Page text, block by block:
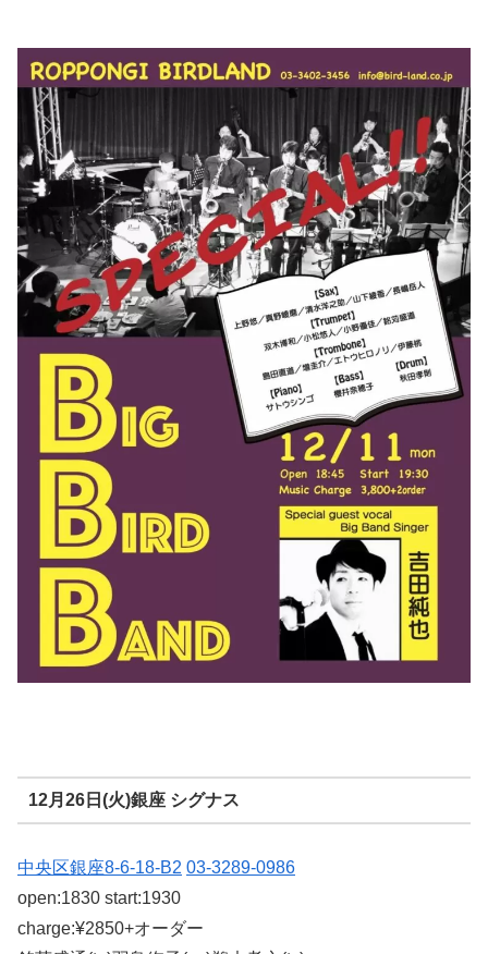
12月26日(火)銀座 シグナス
中央区銀座8-6-18-B2 03-3289-0986
open:1830 start:1930
charge:¥2850+オーダー